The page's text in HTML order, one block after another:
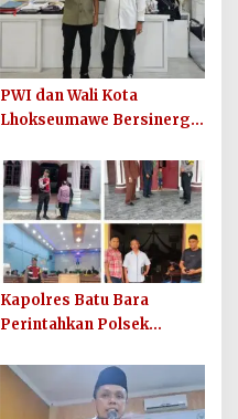
PWI dan Wali Kota
Lhokseumawe Bersinergi
Kapolres Batu Bara
Perintahkan Polsek
Minggu di Gereja